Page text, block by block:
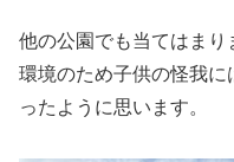
他の公園でも当てはま
環境のため子供の怪我
ったように思います。